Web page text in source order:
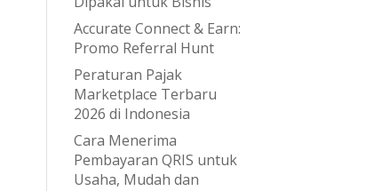
Accurate Connect & Earn:
Promo Referral Hunt
Peraturan Pajak
Marketplace Terbaru
2026 di Indonesia
Cara Menerima
Pembayaran QRIS untuk
Usaha, Mudah dan